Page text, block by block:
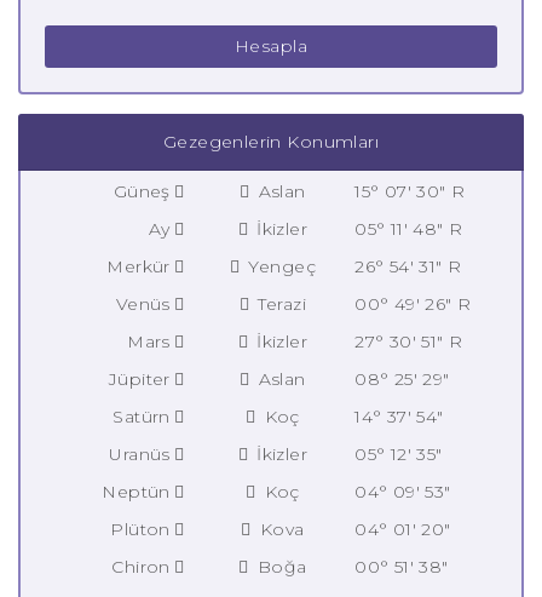
Hesapla
Gezegenlerin Konumları
Güneş Aslan
15° 07' 30" R
Ay
İkizler
05° 11' 48" R
Merkür
Yengeç
26° 54' 31" R
Venüs
Terazi
00° 49' 26" R
Mars
İkizler
27° 30' 51" R
Jüpiter
Aslan
08° 25' 29"
Satürn
Koç
14° 37' 54"
Uranüs
İkizler
05° 12' 35"
Neptün
Koç
04° 09' 53"
Plüton
Kova
04° 01' 20"
Chiron
Boğa
00° 51' 38"